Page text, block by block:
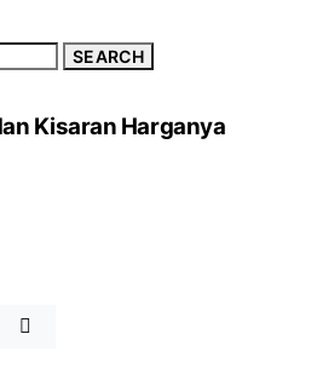
SEARCH
Kisaran Harganya